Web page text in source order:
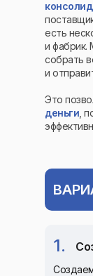
1.
есть
и фабрик.
собрать
и
Это
деньги ,